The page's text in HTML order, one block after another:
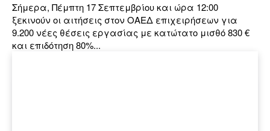
Σήμερα, Πέμπτη 17 Σεπτεμβρίου και ώρα 12:00
ξεκινούν οι αιτήσεις στον ΟΑΕΔ επιχειρήσεων για
9.200 νέες θέσεις εργασίας με κατώτατο μισθό 830 €
και επιδότηση 80%...